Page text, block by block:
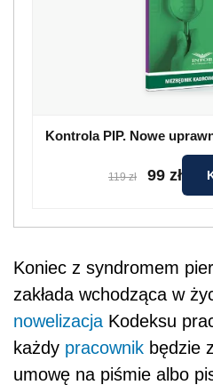
Kontrola PIP. Nowe
119 zł 99 zł
Koniec z syndromem
zakłada wchodząca w
nowelizacja Kodeksu
każdy pracownik będzie
umowę na piśmie albo